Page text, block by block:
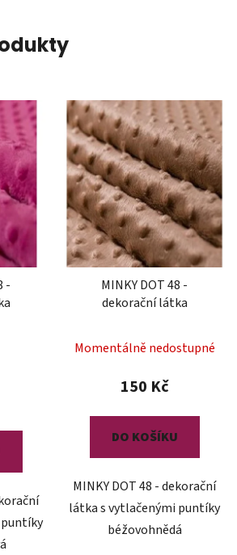
-
MINKY DOT 48 -
dekorační látka
Momentálně nedostupné
150 Kč
DO KOŠÍKU
MINKY DOT 48 - dekorační
látka s vytlačenými puntíky
béžovohnědá